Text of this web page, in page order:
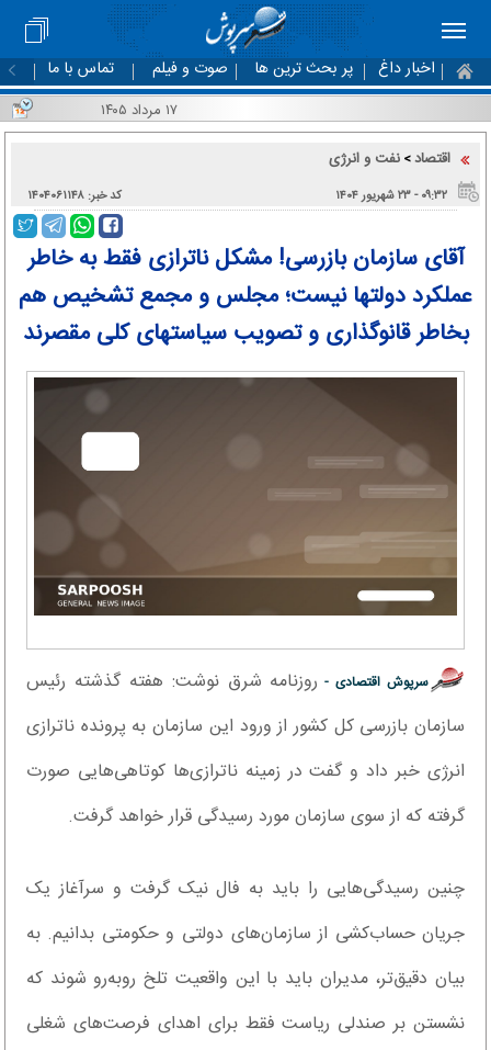
اخبار داغ پر بحث ترین ها صوت و فیلم تماس با ما
۱۷ مرداد ۱۴۰۵
اقتصاد> نفت و انرژی
۰۹:۳۲ - ۲۳ شهریور ۱۴۰۴ کد خبر: ۱۴۰۴۰۶۱۱۴۸
آقای سازمان بازرسی! مشکل ناترازی فقط به خاطر
عملکرد دولتها نیست؛ مجلس و مجمع تشخیص هم
بخاطر قانوگذاری و تصویب سیاستهای کلی مقصرند
سرپوش اقتصادی - روزنامه شرق نوشت: هفته گذشته رئیس
سازمان بازرسی کل کشور از ورود این سازمان به پرونده ناترازی
انرژی خبر داد و گفت در زمینه ناترازی‌ها کوتاهی‌هایی صورت
گرفته که از سوی سازمان مورد رسیدگی قرار خواهد گرفت.
چنین رسیدگی‌هایی را باید به فال نیک گرفت و سرآغاز یک
جریان حساب‌کشی از سازمان‌های دولتی و حکومتی بدانیم. به
بیان دقیق‌تر، مدیران باید با این واقعیت تلخ روبه‌رو شوند که
نشستن بر صندلی ریاست فقط برای اهدای فرصت‌های شغلی